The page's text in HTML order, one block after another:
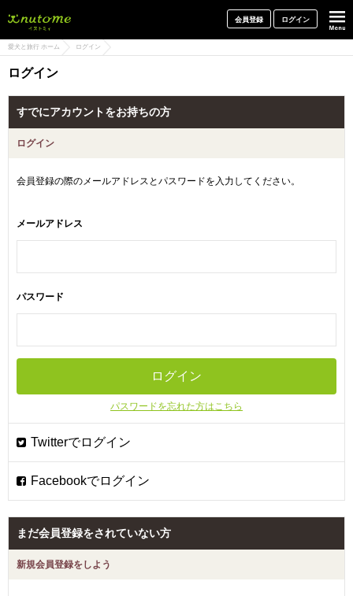
会員登録 ログイン
愛犬と旅行 ホーム ログイン
ログイン
すでにアカウントをお持ちの方
ログイン
会員登録の際のメールアドレスとパスワードを入力してください。
メールアドレス
パスワード
パスワードを忘れた方はこちら
まだ会員登録をされていない方
新規会員登録をしよう